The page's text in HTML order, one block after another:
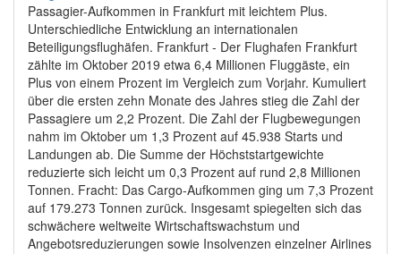
Passagier-Aufkommen in Frankfurt mit leichtem Plus.
Unterschiedliche Entwicklung an internationalen
Beteiligungsflughäfen. Frankfurt - Der Flughafen Frankfurt
zählte im Oktober 2019 etwa 6,4 Millionen Fluggäste, ein
Plus von einem Prozent im Vergleich zum Vorjahr. Kumuliert
über die ersten zehn Monate des Jahres stieg die Zahl der
Passagiere um 2,2 Prozent. Die Zahl der Flugbewegungen
nahm im Oktober um 1,3 Prozent auf 45.938 Starts und
Landungen ab. Die Summe der Höchststartgewichte
reduzierte sich leicht um 0,3 Prozent auf rund 2,8 Millionen
Tonnen. Fracht: Das Cargo-Aufkommen ging um 7,3 Prozent
auf 179.273 Tonnen zurück. Insgesamt spiegelten sich das
schwächere weltweite Wirtschaftswachstum und
Angebotsreduzierungen sowie Insolvenzen einzelner Airlines